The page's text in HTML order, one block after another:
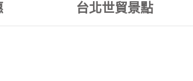
台北世貿景點